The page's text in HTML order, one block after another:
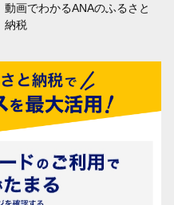
動画でわかるANAのふるさと
納税